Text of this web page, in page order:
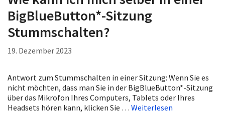
BigBlueButton*-Sitzung
Stummschalten?
19. Dezember 2023
Antwort zum Stummschalten in einer Sitzung: Wenn Sie es
nicht möchten, dass man Sie in der BigBlueButton*-Sitzung
über das Mikrofon Ihres Computers, Tablets oder Ihres
Headsets hören kann, klicken Sie … Weiterlesen